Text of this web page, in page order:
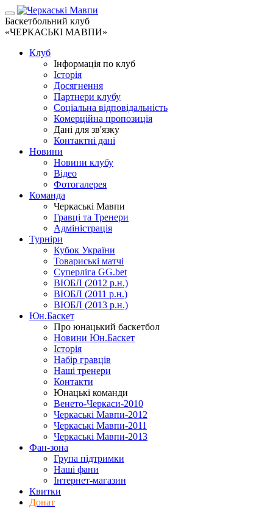
Баскетбольний клуб
«ЧЕРКАСЬКІ МАВПИ»
Клуб
Інформація по клуб
Історія
Досягнення
Партнери клубу
Соціальна відповідальність
Комерційна пропозиція
Дані для зв'язку
Контактні дані
Новини
Новини клубу
Відео
Фотогалерея
Команда
Черкаські Мавпи
Гравці та Тренери
Адміністрація
Турніри
Кубок України
Товариські матчі
Суперліга GG.bet
ВЮБЛ (2012 р.н.)
ВЮБЛ (2011 р.н.)
ВЮБЛ (2013 р.н.)
Юн.Баскет
Про юнацький баскетбол
Новини Юн.Баскет
Історія
Набір гравців
Наші тренери
Контакти
Юнацькі команди
Венето-Черкаси-2010
Черкаські Мавпи-2012
Черкаські Мавпи-2011
Черкаські Мавпи-2013
Фан-зона
Група підтримки
Наші фани
Інтернет-магазин
Квитки
Донат